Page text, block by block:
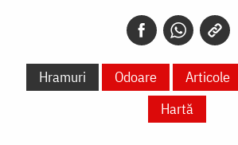
Hramuri Odoare Articole
Hartă